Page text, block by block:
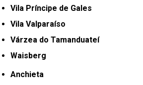
Vila Príncipe de Gales
Vila Valparaíso
Várzea do Tamanduateí
Waisberg
Anchieta